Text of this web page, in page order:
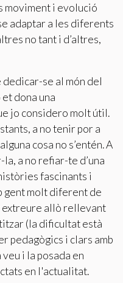
moviment i evolució
adaptar a les diferents
no tant i d’altres,
dedicar-se al món del
dona una
jo considero molt útil.
a no tenir por a
cosa no s’entén. A
a no refiar-te d’una
fascinants i
gent molt diferent de
extreure allò rellevant
(la dificultat està
pedagògics i clars amb
i la posada en
en l'actualitat.
Sempre activades
per recopilar
els nostres serveis.
de la instal·lació
impedir que siguin
haurà de tenir en
dificultats de
del comportament
informació recollida
s'utilitza en el
a l'elaboració de
introduir millores en
que fan els usuaris del
nostres serveis i oferir
productes recomanats.